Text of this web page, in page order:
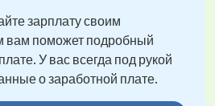
зарплату своим
вам поможет подробный
У вас всегда под рукой
о заработной плате.